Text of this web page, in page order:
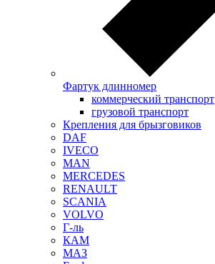
Фартук длинномер
коммерческий транспорт
грузовой транспорт
Крепления для брызговиков
DAF
IVECO
MAN
MERCEDES
RENAULT
SCANIA
VOLVO
Г-ль
КАМ
МАЗ